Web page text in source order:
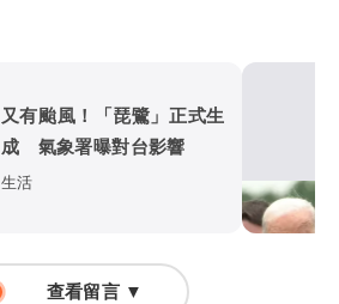
又有颱風！「琵鷺」正式生
成 氣象署曝對台影響
生活
查看留言 ▼